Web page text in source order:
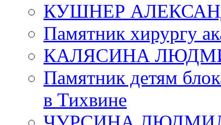
КУШНЕР
Памятник хирургу
КАЛЯСИНА
Памятник детям
в Тихвине